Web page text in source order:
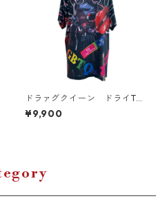
ドラァグクイーン ドライTシ
ャツ （キッズ〜大人XL）
¥9,900